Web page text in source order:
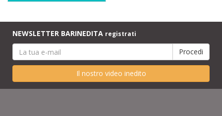
NEWSLETTER BARINEDITA registrati
Il nostro video inedito